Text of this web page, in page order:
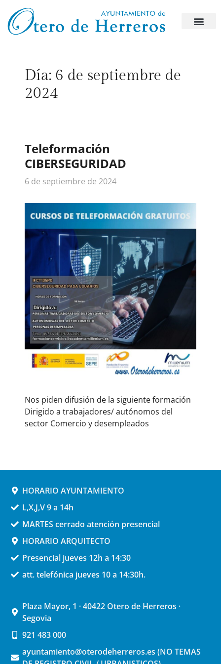
Día: 6 de septiembre de
2024
Teleformación
CIBERSEGURIDAD
6 de septiembre de 2024
Nos piden difusión de la siguiente formación
Dirigido a trabajadores/ autónomos del
sector Comercio y desempleados
HORARIO AYUNTAMIENTO
L,X,J,V 9 a 14h
MARTES cerrado atención presencial
HORARIO ARQUITECTO
Presencial jueves 12h a 14:30
att. telefónica jueves 10 a 14:30h.
Plaza Mayor, 1 · 40422 Otero de Herreros ·
Segovia
921 483 000
ayuntamiento@oterodeherreros.es (NO TEMAS